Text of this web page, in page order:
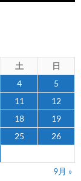
土
日
4
5
11
12
18
19
25
26
9月 »